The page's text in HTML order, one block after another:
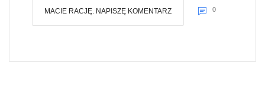
MACIE RACJĘ. NAPISZĘ KOMENTARZ 0